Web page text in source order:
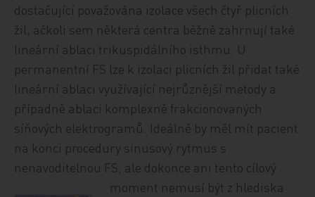
dostačující považována izolace všech čtyř plicních
žil, ačkoli sem některá centra běžně zahrnují také
lineární ablaci trikuspidálního isthmu. U
permanentní FS lze k izolaci plicních žil přidat také
lineární ablaci využívající nejrůznější metody a
případně ablaci komplexně frakcionovaných
síňových elektrogramů. Ideálně by měl mít pacient
na konci procedury sinusový rytmus s
nenavoditelnou FS, ale dokonce ani tento cílový
moment nemusí být z hlediska